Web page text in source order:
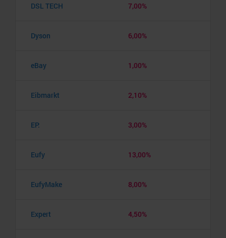
DSL TECH 7,00%
Dyson 6,00%
eBay 1,00%
Eibmarkt 2,10%
EP: 3,00%
Eufy 13,00%
EufyMake 8,00%
Expert 4,50%